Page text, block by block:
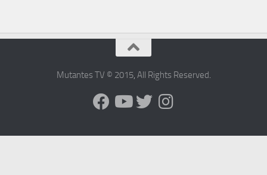
Mutantes TV © 2015, All Rights Reserved.